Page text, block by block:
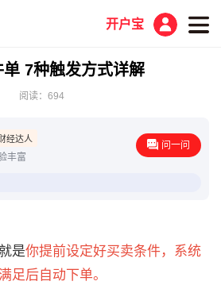
开户宝
7种触发方式详解
阅读：694
经达人
丰富
问一问
是你提前设定好买卖条件，系统
足后自动下单。